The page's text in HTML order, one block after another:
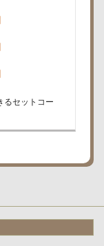
るセットコー